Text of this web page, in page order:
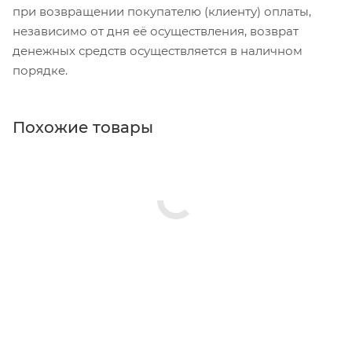
при возвращении покупателю (клиенту) оплаты,
независимо от дня её осуществления, возврат
денежных средств осуществляется в наличном
порядке.
Похожие товары